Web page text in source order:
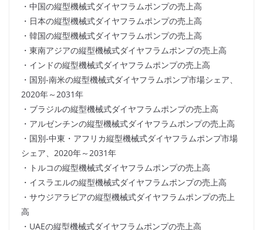
・中国の縦型機械式ダイヤフラムポンプの売上高
・日本の縦型機械式ダイヤフラムポンプの売上高
・韓国の縦型機械式ダイヤフラムポンプの売上高
・東南アジアの縦型機械式ダイヤフラムポンプの売上高
・インドの縦型機械式ダイヤフラムポンプの売上高
・国別-南米の縦型機械式ダイヤフラムポンプ市場シェア、
2020年～2031年
・ブラジルの縦型機械式ダイヤフラムポンプの売上高
・アルゼンチンの縦型機械式ダイヤフラムポンプの売上高
・国別-中東・アフリカ縦型機械式ダイヤフラムポンプ市場
シェア、2020年～2031年
・トルコの縦型機械式ダイヤフラムポンプの売上高
・イスラエルの縦型機械式ダイヤフラムポンプの売上高
・サウジアラビアの縦型機械式ダイヤフラムポンプの売上
高
・UAEの縦型機械式ダイヤフラムポンプの売上高